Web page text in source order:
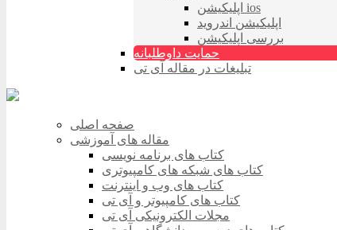
اپلیکیشن ios
اپلیکیشن اندروید
بررسی اپلیکیشن
حمایت داوطلبانه
تبلیغات در مقاله آی تی
صفحه اصلی
مقاله های آموزشی
کتاب های برنامه نویسی
کتاب های شبکه های کامپیوتری
کتاب های وب و اینترنت
کتاب های کامپیوتر و آی تی
مجلات الکترونیکی آی تی